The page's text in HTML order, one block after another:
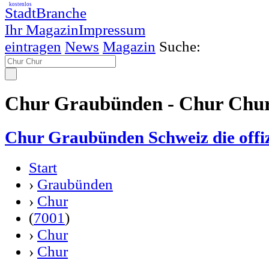
StadtBranche
Ihr MagazinImpressum
kostenlos
eintragen News Magazin Suche:
Chur Graubünden - Chur
Chur Graubünden Schweiz die
Start
› Graubünden
› Chur
(7001)
› Chur
› Chur